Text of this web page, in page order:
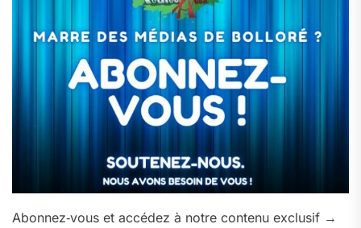
Abonnez‑vous et accédez à notre contenu exclusif →